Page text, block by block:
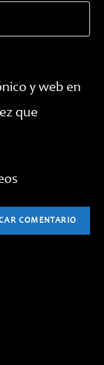
y web en
que